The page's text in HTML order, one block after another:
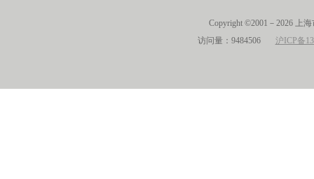
Copyright ©2001－2026 上
访问量：9484506 沪ICP备